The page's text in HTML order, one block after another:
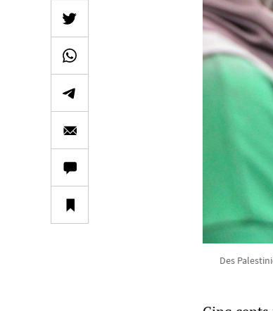
Des